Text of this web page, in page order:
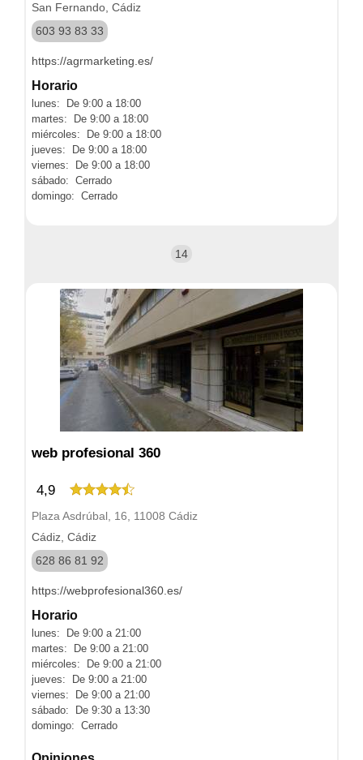
San Fernando, Cádiz
603 93 83 33
https://agrmarketing.es/
Horario
lunes: De 9:00 a 18:00
martes: De 9:00 a 18:00
miércoles: De 9:00 a 18:00
jueves: De 9:00 a 18:00
viernes: De 9:00 a 18:00
sábado: Cerrado
domingo: Cerrado
14
web profesional 360
4,9
Plaza Asdrúbal, 16, 11008 Cádiz
Cádiz, Cádiz
628 86 81 92
https://webprofesional360.es/
Horario
lunes: De 9:00 a 21:00
martes: De 9:00 a 21:00
miércoles: De 9:00 a 21:00
jueves: De 9:00 a 21:00
viernes: De 9:00 a 21:00
sábado: De 9:30 a 13:30
domingo: Cerrado